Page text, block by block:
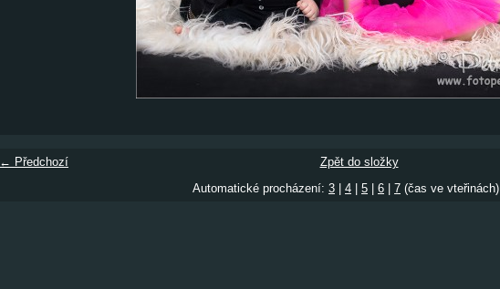
← Předchozí
Zpět do složky
Automatické procházení: 3 4 5 6 7 (čas ve vteřinách)